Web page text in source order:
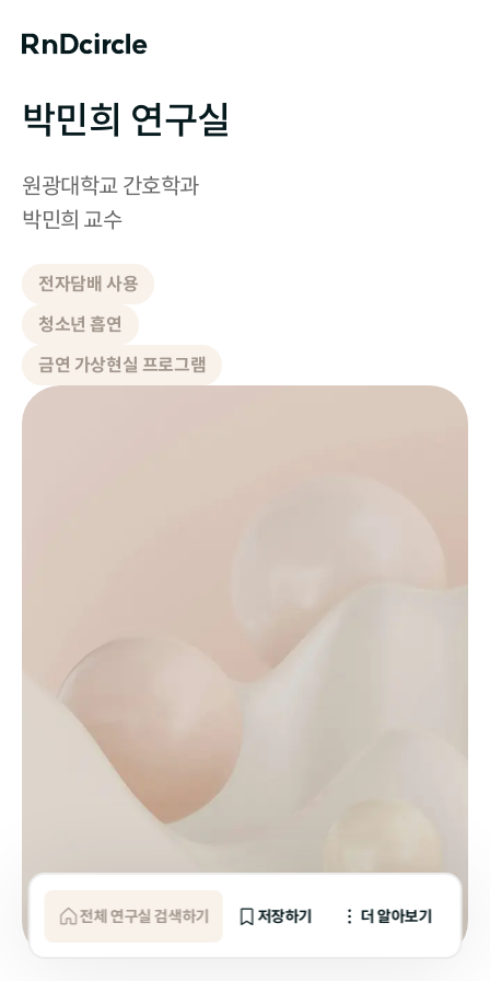
박민희 연구실
원광대학교 간호학과
박민희 교수
전자담배 사용
청소년 흡연
금연 가상현실 프로그램
전체 연구실 검색하기 저장하기 더 알아보기